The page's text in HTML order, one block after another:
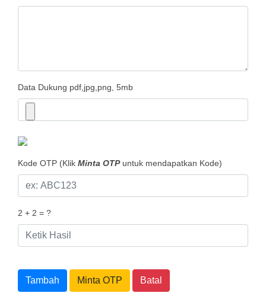
Data Dukung pdf,jpg,png, 5mb
Kode OTP (Klik Minta OTPuntuk mendapatkan Kode)
2 + 2 = ?
Tambah Minta OTP Batal